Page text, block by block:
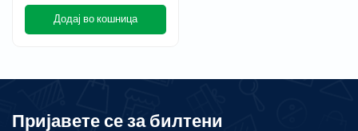
Додај во кошница
Пријавете се за билтени